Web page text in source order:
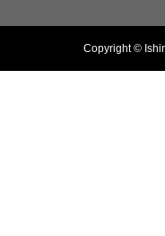
Copyright ©